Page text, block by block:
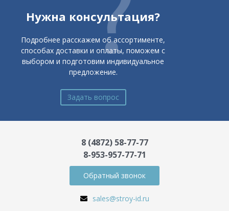
Нужна консультация?
Подробнее расскажем об ассортименте,
способах доставки и оплаты, поможем с
выбором и подготовим индивидуальное
предложение.
Задать вопрос
8 (4872) 58-77-77
8-953-957-77-71
Обратный звонок
sales@stroy-id.ru